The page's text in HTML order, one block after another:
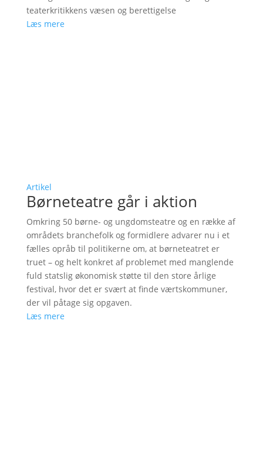
teaterkritikkens væsen og berettigelse
Læs mere
Artikel
Børneteatre går i aktion
Omkring 50 børne- og ungdomsteatre og en række af
områdets branchefolk og formidlere advarer nu i et
fælles opråb til politikerne om, at børneteatret er
truet – og helt konkret af problemet med manglende
fuld statslig økonomisk støtte til den store årlige
festival, hvor det er svært at finde værtskommuner,
der vil påtage sig opgaven.
Læs mere